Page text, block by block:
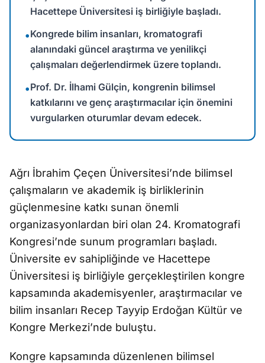
Hacettepe Üniversitesi iş birliğiyle başladı.
•Kongrede bilim insanları, kromatografi
alanındaki güncel araştırma ve yenilikçi
çalışmaları değerlendirmek üzere toplandı.
•Prof. Dr. İlhami Gülçin, kongrenin bilimsel
katkılarını ve genç araştırmacılar için önemini
vurgularken oturumlar devam edecek.
Ağrı İbrahim Çeçen Üniversitesi’nde bilimsel
çalışmaların ve akademik iş birliklerinin
güçlenmesine katkı sunan önemli
organizasyonlardan biri olan 24. Kromatografi
Kongresi’nde sunum programları başladı.
Üniversite ev sahipliğinde ve Hacettepe
Üniversitesi iş birliğiyle gerçekleştirilen kongre
kapsamında akademisyenler, araştırmacılar ve
bilim insanları Recep Tayyip Erdoğan Kültür ve
Kongre Merkezi’nde buluştu.
Kongre kapsamında düzenlenen bilimsel